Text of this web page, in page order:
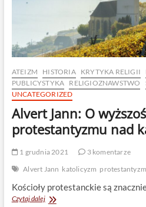
ATEIZM HISTORIA KRYTYKA RELIGII
PUBLICYSTYKA RELIGIOZNAWSTWO
UNCATEGORIZED
Alvert Jann: O
protestantyzmu nad
1 grudnia 2021
3 komentarze
Alvert Jann katolicyzm protestantyzm
Kościoły protestanckie są
Czytaj dalejAlvert